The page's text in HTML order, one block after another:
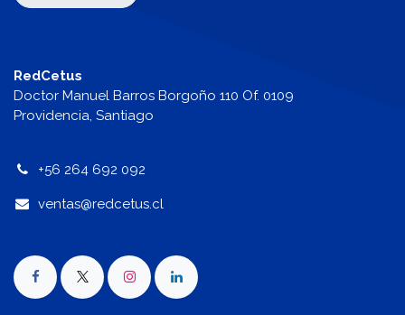
RedCetus
Doctor Manuel Barros Borgoño 110 Of. 0109
Providencia, Santiago
+56 264 692 092
ventas@redcetus.cl